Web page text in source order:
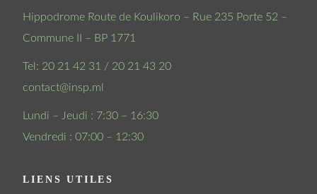
Hippodrome Route de Koulikoro – Rue 235 Porte 52 –
Commune II – BP 1771
Tel: 20 21 42 31 / 20 21 43 20
contact@insp.ml
Lundi – Jeudi : 7:30 – 16:30
Vendredi : 07:00 – 12:30
LIENS UTILES